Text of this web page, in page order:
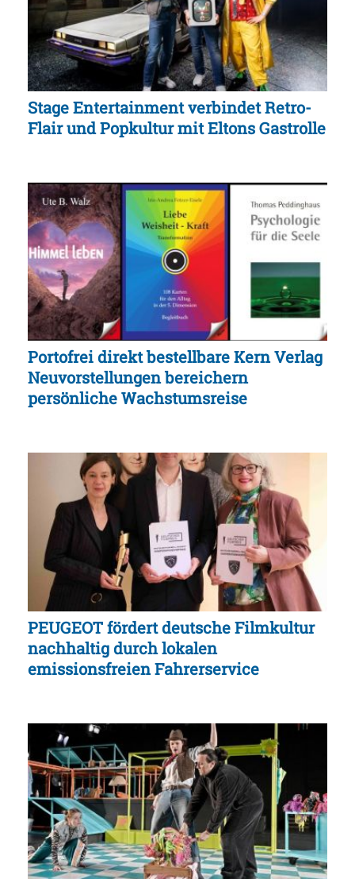
Stage Entertainment verbindet Retro-
Flair und Popkultur mit Eltons Gastrolle
Portofrei direkt bestellbare Kern Verlag
Neuvorstellungen bereichern
persönliche Wachstumsreise
PEUGEOT fördert deutsche Filmkultur
nachhaltig durch lokalen
emissionsfreien Fahrerservice